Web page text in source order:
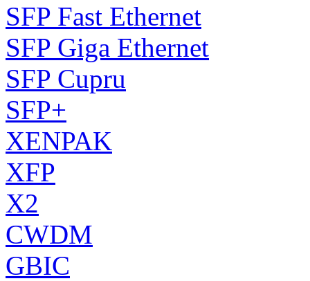
SFP Fast Ethernet
SFP Giga Ethernet
SFP Cupru
SFP+
XENPAK
XFP
X2
CWDM
GBIC